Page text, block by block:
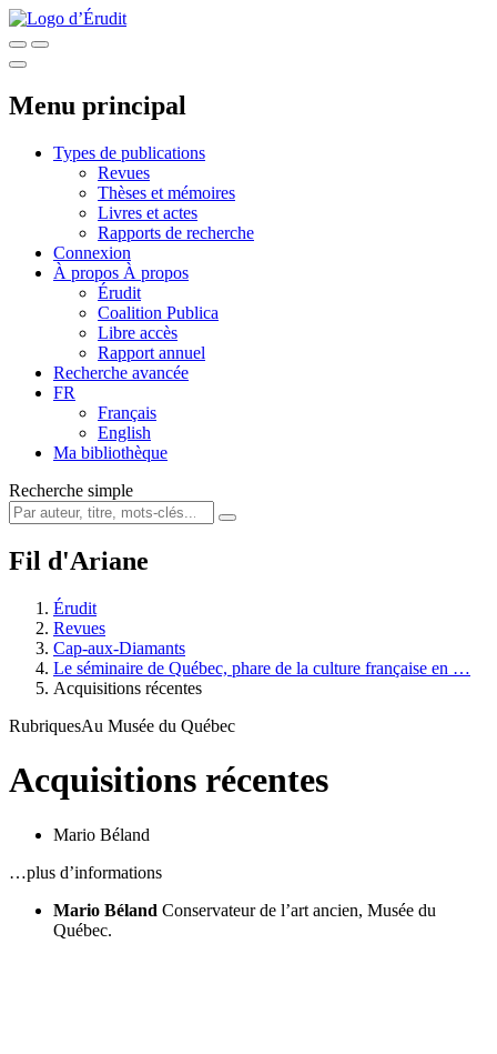
Menu principal
Types de publications
Revues
Thèses et mémoires
Livres et actes
Rapports de recherche
Connexion
À propos À propos
Érudit
Coalition Publica
Libre accès
Rapport annuel
Recherche avancée
FR
Français
English
Ma bibliothèque
Recherche simple
Fil d'Ariane
Érudit
Revues
Cap-aux-Diamants
Le séminaire de Québec, phare de la culture française en …
Acquisitions récentes
RubriquesAu Musée du Québec
Acquisitions récentes
Mario Béland
…plus d’informations
Mario Béland Conservateur de l’art ancien, Musée du
Québec.